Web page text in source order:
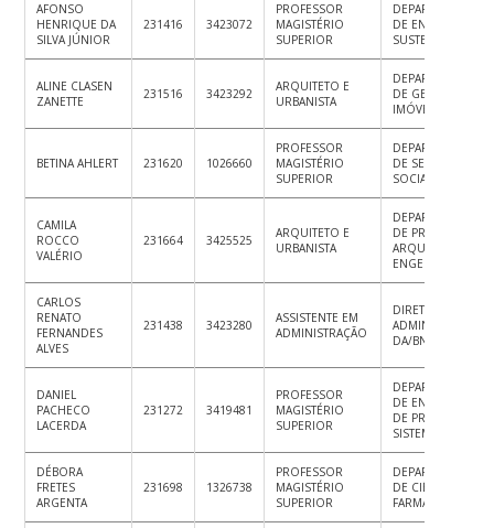
AFONSO
HENRIQUE DA
SILVA JÚNIOR
231416 3423072
PROFESSOR
MAGISTÉRIO
SUPERIOR
DEPARTAMENTO
DE ENERGIA E
ALINE CLASEN
ZANETTE
231516 3423292
ARQUITETO E
URBANISTA
DEPARTAMENTO
DE GESTÃO DE
IMÓVEIS
BETINA AHLERT 231620 1026660
PROFESSOR
MAGISTÉRIO
SUPERIOR
DEPARTAMENTO
DE SERVIÇO
SOCIAL
CAMILA
ROCCO
VALÉRIO
231664 3425525
ARQUITETO E
URBANISTA
DEPARTAMENTO
DE PROJETOS DE
ARQUITETURA E
ENGENHARIA
CARLOS
RENATO
FERNANDES
ALVES
231438 3423280
ASSISTENTE EM
ADMINISTRAÇÃO
DIRETORIA
ADMINISTRATIVA /
DA/BNU
DANIEL
PACHECO
LACERDA
231272 3419481
PROFESSOR
MAGISTÉRIO
SUPERIOR
DEPARTAMENTO
DE ENGENHARIA
DE PRODUÇÃO E
SISTEMAS
DÉBORA
FRETES
ARGENTA
231698 1326738
PROFESSOR
MAGISTÉRIO
SUPERIOR
DEPARTAMENTO
DE CIÊNCIAS
FARMACÊUTICAS